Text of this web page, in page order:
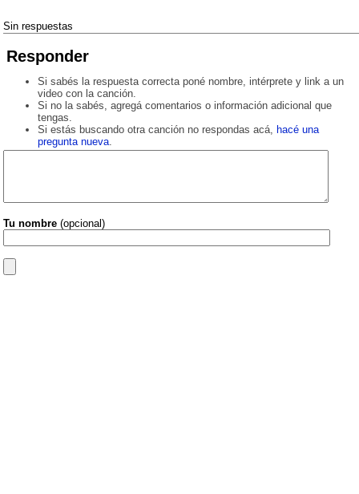
Sin respuestas
Responder
Si sabés la respuesta correcta poné nombre, intérprete y link a un
video con la canción.
Si no la sabés, agregá comentarios o información adicional que
tengas.
Si estás buscando otra canción no respondas acá, hacé una
pregunta nueva.
Tu nombre (opcional)